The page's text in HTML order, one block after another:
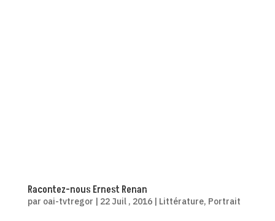
Racontez-nous Ernest Renan
par oai-tvtregor | 22 Juil , 2016| Littérature, Portrait